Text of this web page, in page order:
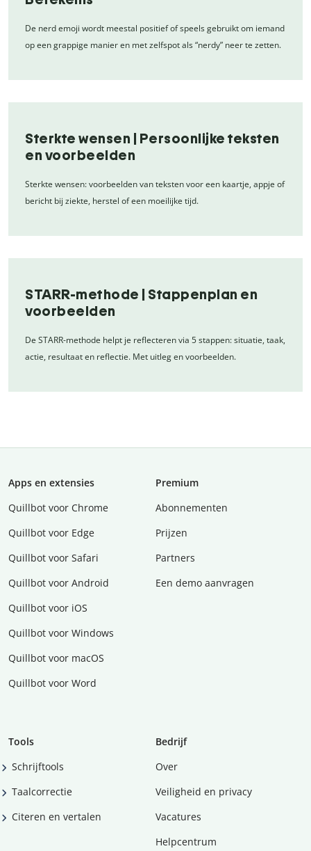
De nerd emoji wordt meestal positief of speels gebruikt om iemand
op een grappige manier en met zelfspot als “nerdy” neer te zetten.
Sterkte wensen | Persoonlijke teksten
en voorbeelden
Sterkte wensen: voorbeelden van teksten voor een kaartje, appje of
bericht bij ziekte, herstel of een moeilijke tijd.
STARR-methode | Stappenplan en
voorbeelden
De STARR-methode helpt je reflecteren via 5 stappen: situatie, taak,
actie, resultaat en reflectie. Met uitleg en voorbeelden.
Apps en extensies
Quillbot voor Chrome
Quillbot voor Edge
Quillbot voor Safari
Quillbot voor Android
Quillbot voor iOS
Quillbot voor Windows
Quillbot voor macOS
Quillbot voor Word
Premium
Abonnementen
Prijzen
Partners
Een demo aanvragen
Tools
Schrijftools
Taalcorrectie
Citeren en vertalen
Bedrijf
Over
Veiligheid en privacy
Vacatures
Helpcentrum